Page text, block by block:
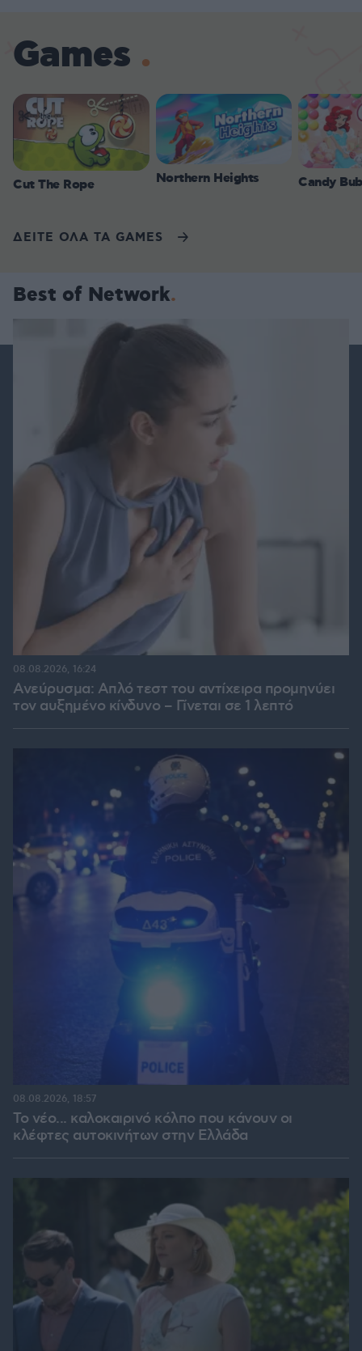
Games
Cut The Rope Northern Heights Candy
ΔΕΙΤΕ ΟΛΑ ΤΑ GAMES
Best of Network
Ανεύρυσμα: Απλό τεστ του αντίχειρα προμηνύει
τον αυξημένο κίνδυνο – Γίνεται σε 1 λεπτό
08.08.2026, 16:24
Το νέο... καλοκαιρινό κόλπο που κάνουν οι
κλέφτες αυτοκινήτων στην Ελλάδα
08.08.2026, 18:57